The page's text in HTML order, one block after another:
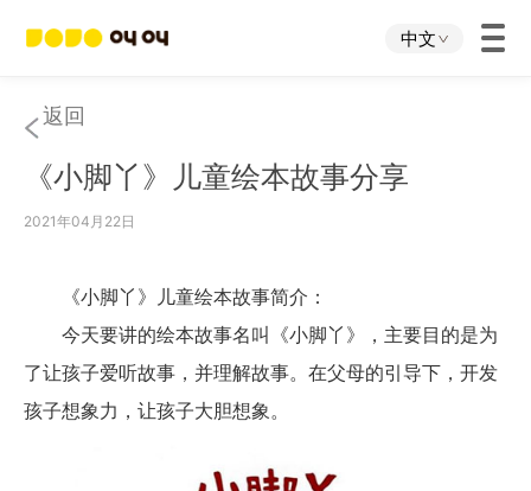
中文
首页
叫叫App
关于我们
下载中心
返回
《小脚丫》儿童绘本故事分享
2021年04月22日
《小脚丫》儿童绘本故事简介：
今天要讲的绘本故事名叫《小脚丫》，主要目的是为
了让孩子爱听故事，并理解故事。在父母的引导下，开发
孩子想象力，让孩子大胆想象。